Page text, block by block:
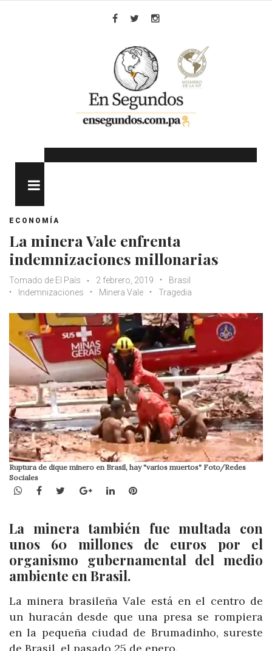
ECONOMÍA
La minera Vale enfrenta
indemnizaciones millonarias
Tomado de El País 2 febrero, 2019
Brasil
Indemnizaciones
Minera Vale Tragedia
Ruptura de dique minero en Brasil, hay "varios muertos" Foto/Redes
Sociales
WhatsApp
Facebook
TwitterGoogle+LinkedInPinterest
La minera también fue multada con
unos 60 millones de euros por el
organismo gubernamental del medio
ambiente en Brasil.
La minera brasileña Vale está en el centro de
un huracán desde que una presa se rompiera
en la pequeña ciudad de Brumadinho, sureste